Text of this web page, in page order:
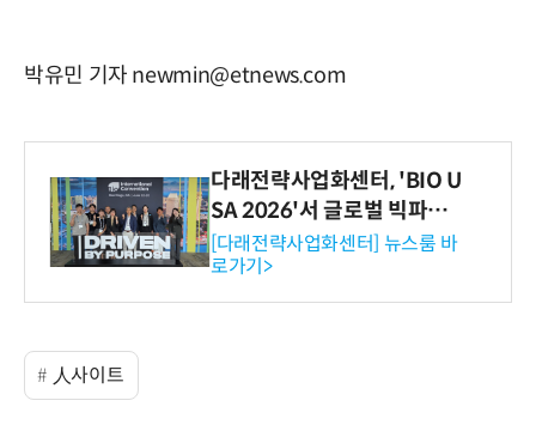
박유민 기자 newmin@etnews.com
다래전략사업화센터, 'BIO U
SA 2026'서 글로벌 빅파마
와의 비즈니스 미팅 지원…K
-바이오 해외 진출 교두보 확
보
[다래전략사업화센터] 뉴스룸 바
로가기>
人사이트